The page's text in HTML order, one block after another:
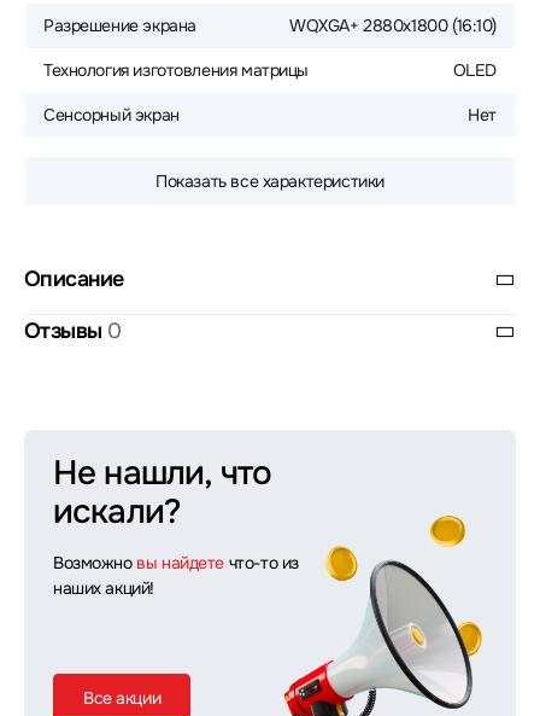
Разрешение экрана WQXGA+ 2880x1800 (16:10)
Технология изготовления матрицы OLED
Сенсорный экран Нет
Показать все характеристики
Описание
Отзывы 0
Не нашли, что
искали?
Возможно вы найдете что-то из
наших акций!
Все акции